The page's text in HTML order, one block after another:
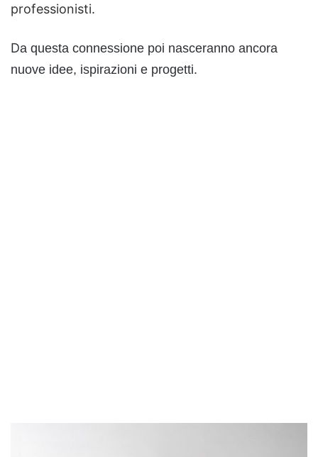
professionisti.
Da questa connessione poi nasceranno ancora
nuove idee, ispirazioni e progetti.